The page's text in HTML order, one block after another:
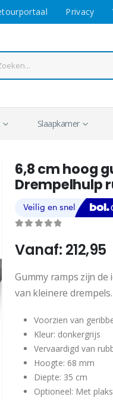
Privacy
Slaapkamer
6,8 cm hoog
Drempelhulp
Vanaf: 212,95
Gummy ramps zijn
van kleinere drempels.
Voorzien van
Kleur: donkergrijs
Vervaardigd van
Hoogte: 68 mm
Diepte: 35 cm
Optioneel: Met